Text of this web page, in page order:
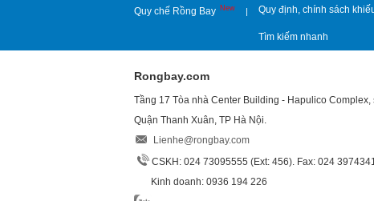
Quy chế Rồng Bay New | Quy định, chính sách
Tìm kiếm nhanh
Rongbay.com
Tầng 17 Tòa nhà Center Building - Hapulico
Quận Thanh Xuân, TP Hà Nội.
Lienhe@rongbay.com
CSKH: 024 73095555 (Ext: 456). Fax: 024
Kinh doanh: 0936 194 226